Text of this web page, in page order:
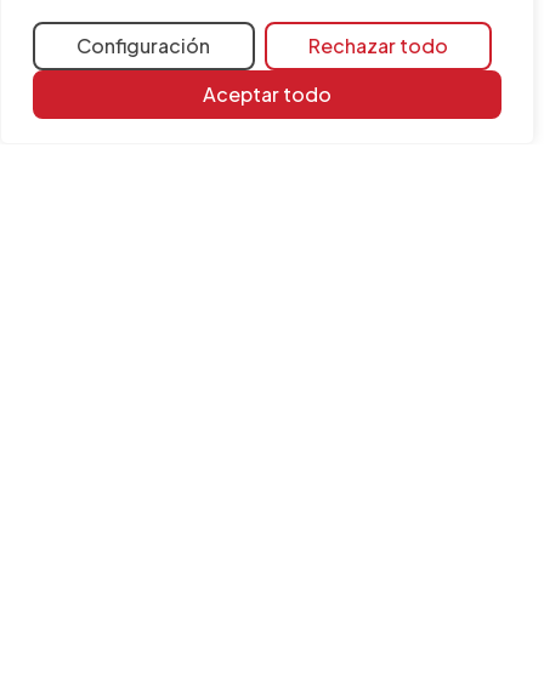
Configuración
Rechazar todo
Aceptar todo
Compartir